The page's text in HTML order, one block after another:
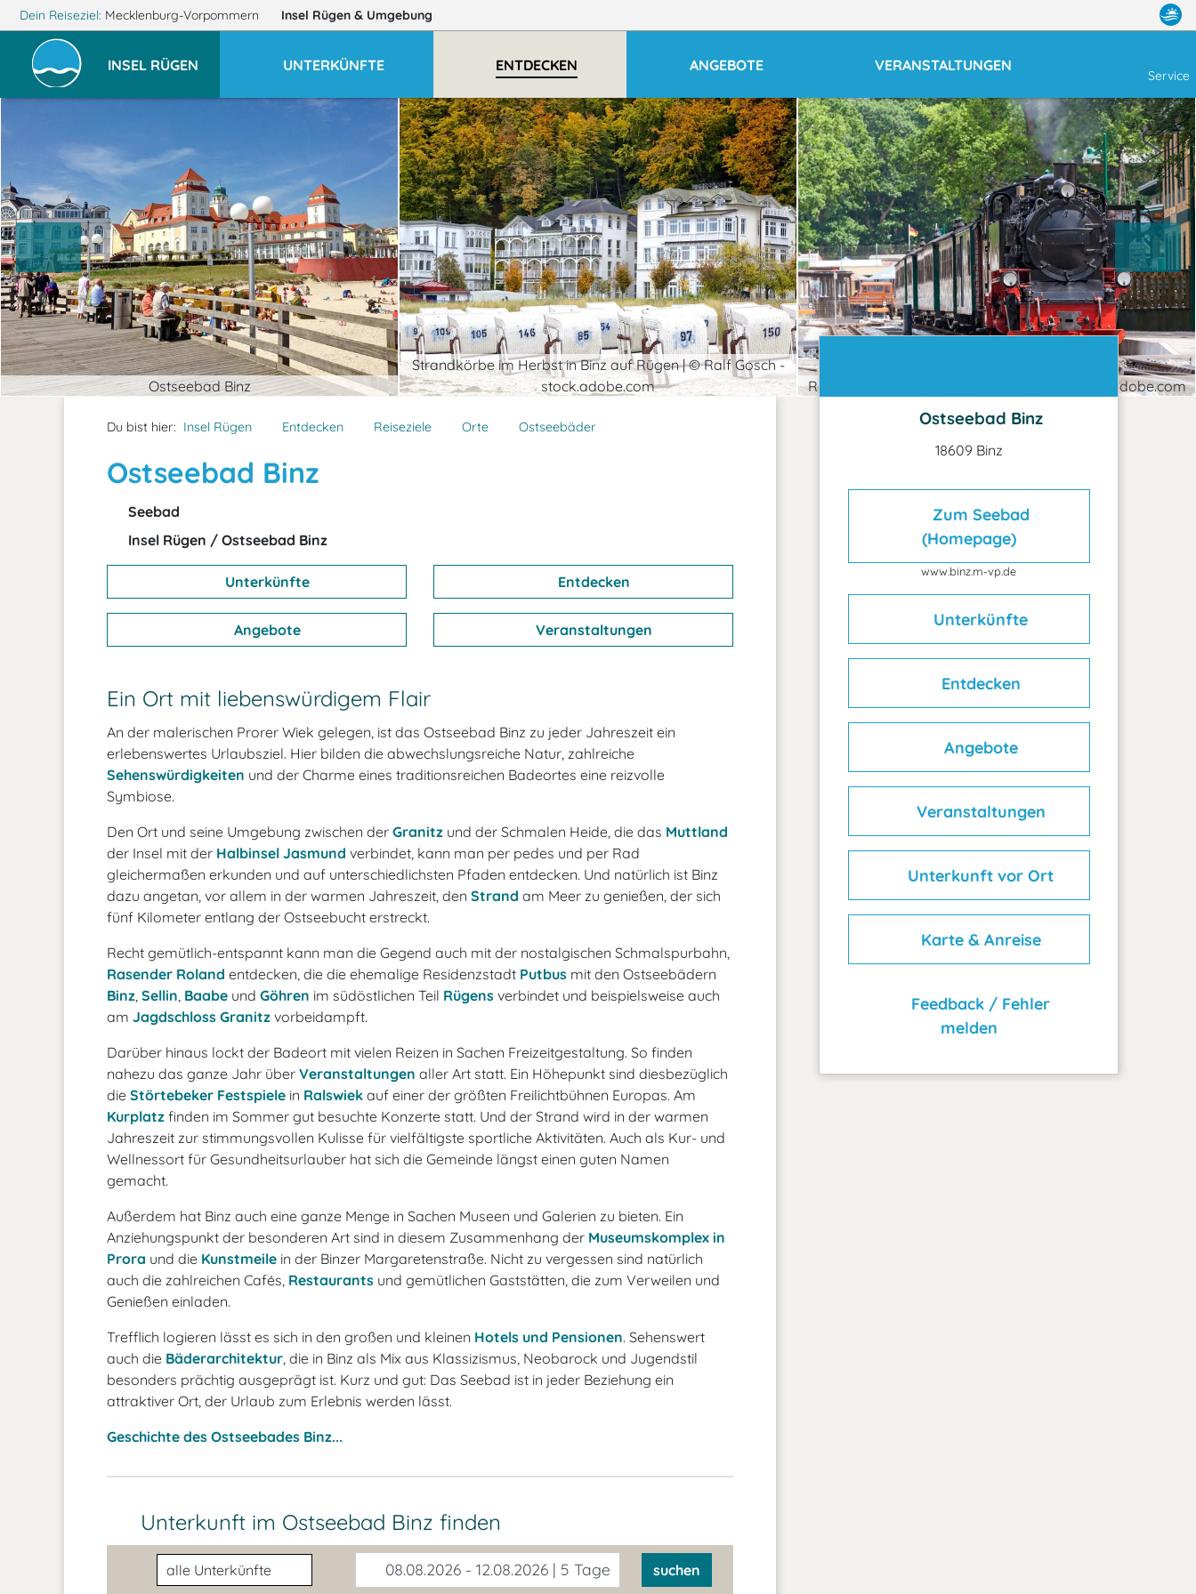
Dein Reiseziel: Mecklenburg-Vorpommern Insel Rügen & Umgebung
INSEL RÜGEN UNTERKÜNFTE ENTDECKEN ANGEBOTE VERANSTALTUNGEN
Service
Ostseebad Binz
Strandkörbe im Herbst in Binz auf Rügen | © Ralf Gosch -
stock.adobe.com
Rasender Roland, Rügen | © aldorado - stock.adobe.com
Du bist hier: Insel Rügen Entdecken Reiseziele Orte Ostseebäder
Ostseebad Binz
Seebad
Insel Rügen / Ostseebad Binz
Unterkünfte Entdecken
Angebote Veranstaltungen
Ein Ort mit liebenswürdigem Flair
An der malerischen Prorer Wiek gelegen, ist das Ostseebad Binz zu jeder Jahreszeit ein
erlebenswertes Urlaubsziel. Hier bilden die abwechslungsreiche Natur, zahlreiche
Sehenswürdigkeiten und der Charme eines traditionsreichen Badeortes eine reizvolle
Symbiose.
Den Ort und seine Umgebung zwischen der Granitz und der Schmalen Heide, die das Muttland
der Insel mit der Halbinsel Jasmund verbindet, kann man per pedes und per Rad
gleichermaßen erkunden und auf unterschiedlichsten Pfaden entdecken. Und natürlich ist Binz
dazu angetan, vor allem in der warmen Jahreszeit, den Strand am Meer zu genießen, der sich
fünf Kilometer entlang der Ostseebucht erstreckt.
Recht gemütlich-entspannt kann man die Gegend auch mit der nostalgischen Schmalspurbahn,
Rasender Roland entdecken, die die ehemalige Residenzstadt Putbus mit den Ostseebädern
Binz, Sellin, Baabe und Göhren im südöstlichen Teil Rügens verbindet und beispielsweise auch
am Jagdschloss Granitz vorbeidampft.
Darüber hinaus lockt der Badeort mit vielen Reizen in Sachen Freizeitgestaltung. So finden
nahezu das ganze Jahr über Veranstaltungen aller Art statt. Ein Höhepunkt sind diesbezüglich
die Störtebeker Festspiele in Ralswiek auf einer der größten Freilichtbühnen Europas. Am
Kurplatz finden im Sommer gut besuchte Konzerte statt. Und der Strand wird in der warmen
Jahreszeit zur stimmungsvollen Kulisse für vielfältigste sportliche Aktivitäten. Auch als Kur- und
Wellnessort für Gesundheitsurlauber hat sich die Gemeinde längst einen guten Namen
gemacht.
Außerdem hat Binz auch eine ganze Menge in Sachen Museen und Galerien zu bieten. Ein
Anziehungspunkt der besonderen Art sind in diesem Zusammenhang der Museumskomplex in
Prora und die Kunstmeile in der Binzer Margaretenstraße. Nicht zu vergessen sind natürlich
auch die zahlreichen Cafés, Restaurants und gemütlichen Gaststätten, die zum Verweilen und
Genießen einladen.
Trefflich logieren lässt es sich in den großen und kleinen Hotels und Pensionen. Sehenswert
auch die Bäderarchitektur, die in Binz als Mix aus Klassizismus, Neobarock und Jugendstil
besonders prächtig ausgeprägt ist. Kurz und gut: Das Seebad ist in jeder Beziehung ein
attraktiver Ort, der Urlaub zum Erlebnis werden lässt.
Geschichte des Ostseebades Binz...
Unterkunft im Ostseebad Binz finden
Unterkunftsart 08.08.2026 - 12.08.2026 | 5 Tage suchen
Ostseebad Binz
18609 Binz
Zum Seebad
(Homepage)
www.binz.m-vp.de
Unterkünfte
Entdecken
Angebote
Veranstaltungen
Unterkunft vor Ort
Karte & Anreise
Feedback / Fehler
melden